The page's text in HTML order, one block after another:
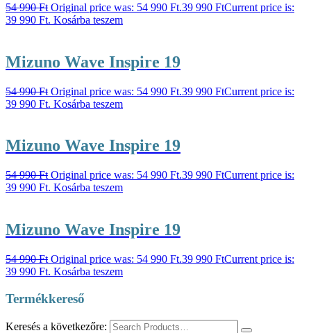
54 990Ft Original price was: 54 990 Ft.39 990 FtCurrent price is:
39 990 Ft. Kosárba teszem
Mizuno Wave Inspire 19
54 990Ft Original price was: 54 990 Ft.39 990 FtCurrent price is:
39 990 Ft. Kosárba teszem
Mizuno Wave Inspire 19
54 990Ft Original price was: 54 990 Ft.39 990 FtCurrent price is:
39 990 Ft. Kosárba teszem
Mizuno Wave Inspire 19
54 990Ft Original price was: 54 990 Ft.39 990 FtCurrent price is:
39 990 Ft. Kosárba teszem
Termékkereső
Keresés a következőre: